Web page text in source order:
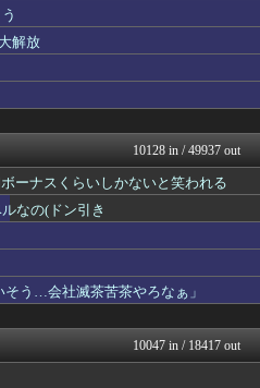
た
Samurai GOAL
まとめ芸能＠美女画像
...
大河ドラマ2ch
フィルダースチョイス
コノユビニュース｜み
なんJミュージアム
まい...
ウマ娘まとめ超速報！
さ...
サイ速
たん...
政経ワロスまとめニュ
やみ速@なんJ西武ま
ロに...
あじあニュースちゃん
ハウメニージャパン！
増額...
FX2ちゃんねる｜投資
解放
10128 in / 49937 out
ーナスくらいしかないと笑われる
なの(ドン引き
う…会社滅茶苦茶やろなぁ」
10047 in / 18417 out